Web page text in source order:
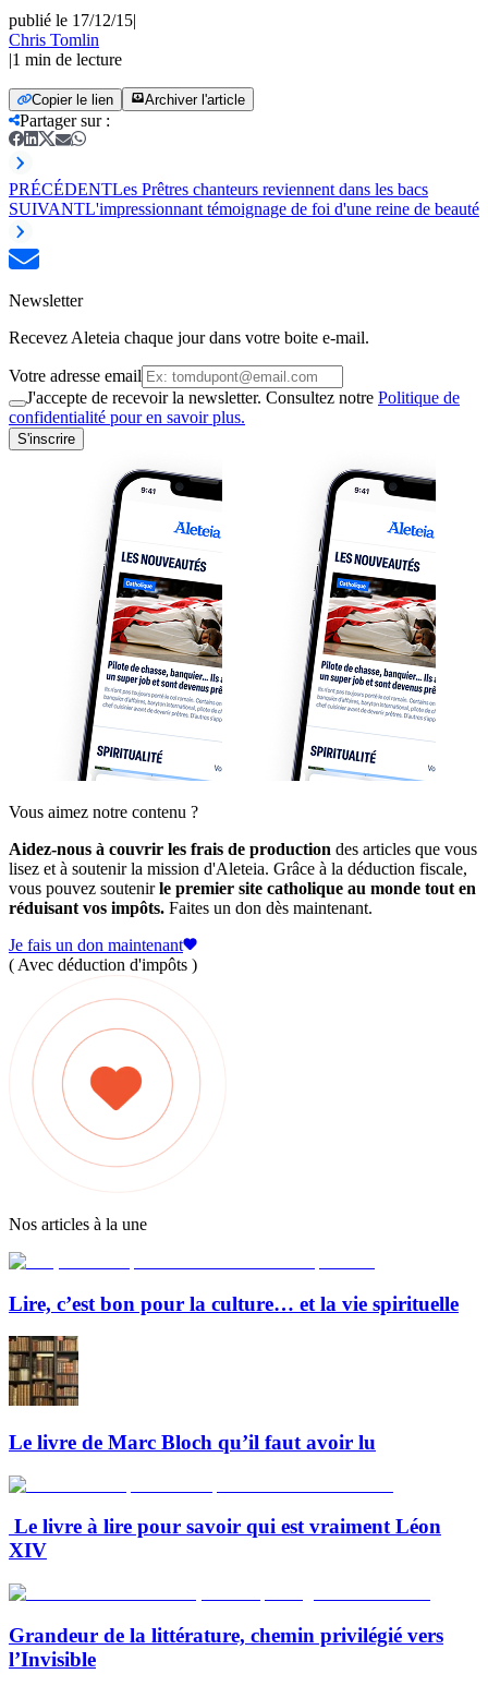
publié le 17/12/15|
Chris Tomlin
|1 min de lecture
Copier le lien Archiver l'article
Partager sur:
PRÉCÉDENTLes Prêtres chanteurs reviennent dans les bacs
SUIVANTL'impressionnant témoignage de foi d'une reine de beauté
Newsletter
Recevez Aleteia chaque jour dans votre boite e-mail.
Votre adresse email
J'accepte de recevoir la newsletter. Consultez notre Politique de
confidentialité pour en savoir plus.
S'inscrire
Vous aimez notre contenu ?
Aidez-nous à couvrir les frais de production des articles que vous
lisez et à soutenir la mission d'Aleteia. Grâce à la déduction fiscale,
vous pouvez soutenirle premier site catholique au monde tout en
réduisant vos impôts. Faites un don dès maintenant.
Je fais un don maintenant
( Avec déduction d'impôts )
Nos articles à la une
Lire, c’est bon pour la culture… et la vie spirituelle
Le livre de Marc Bloch qu’il faut avoir lu
Le livre à lire pour savoir qui est vraiment Léon
XIV
Grandeur de la littérature, chemin privilégié vers
l’Invisible